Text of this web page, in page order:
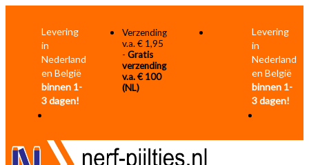
Levering
in
Nederland
en België
binnen 1-
3 dagen!
Verzending
v.a. € 1,95
- Gratis
verzending
v.a. € 100
(NL)
Levering
in
Nederland
en België
binnen 1-
3 dagen!